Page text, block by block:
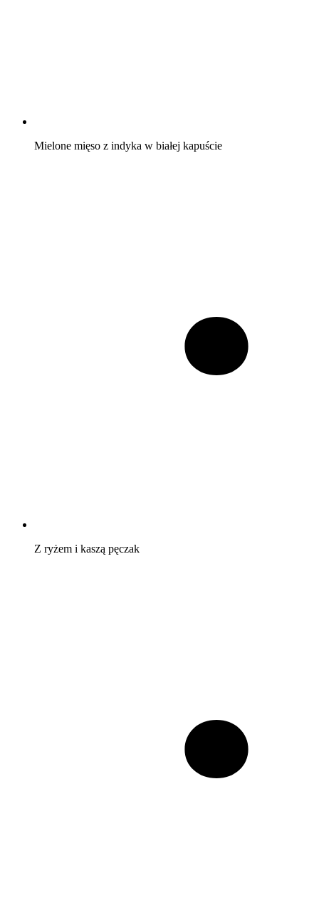
Mielone mięso z indyka w białej kapuście
Z ryżem i kaszą pęczak